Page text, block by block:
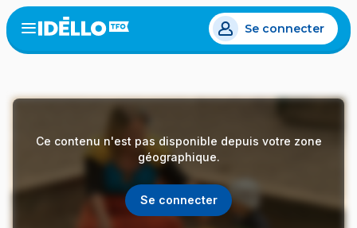
Aller
au
contenu
Open
menu
Se connecter
Ce contenu n'est pas disponible depuis votre zone
géographique.
Se connecter